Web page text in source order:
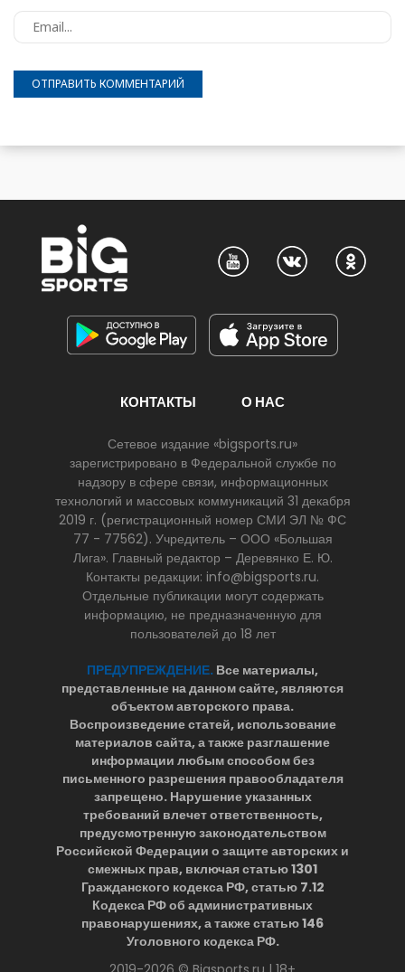
КОНТАКТЫ О НАС
Сетевое издание «bigsports.ru»
зарегистрировано в Федеральной службе по
надзору в сфере связи, информационных
технологий и массовых коммуникаций 31 декабря
2019 г. (регистрационный номер СМИ ЭЛ № ФС
77 - 77562). Учредитель – ООО «Большая
Лига». Главный редактор – Деревянко Е. Ю.
Контакты редакции: info@bigsports.ru.
Отдельные публикации могут содержать
информацию, не предназначенную для
пользователей до 18 лет
ПРЕДУПРЕЖДЕНИЕ. Все материалы,
представленные на данном сайте, являются
объектом авторского права.
Воспроизведение статей, использование
материалов сайта, а также разглашение
информации любым способом без
письменного разрешения правообладателя
запрещено. Нарушение указанных
требований влечет ответственность,
предусмотренную законодательством
Российской Федерации о защите авторских и
смежных прав, включая статью 1301
Гражданского кодекса РФ, статью 7.12
Кодекса РФ об административных
правонарушениях, а также статью 146
Уголовного кодекса РФ.